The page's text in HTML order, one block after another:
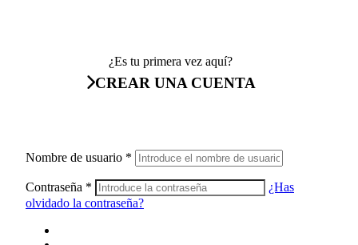
¿Es tu primera vez aquí?
CREAR UNA CUENTA
Nombre de usuario *
Contraseña *
¿Has
olvidado la contraseña?